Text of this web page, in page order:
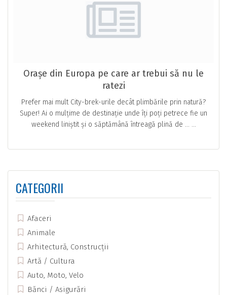
Orașe din Europa pe care ar trebui să nu le
ratezi
Prefer mai mult City-brek-urile decât plimbările prin natură?
Super! Ai o mulțime de destinație unde îți poți petrece fie un
weekend liniștit și o săptămână întreagă plină de … ...
CATEGORII
Afaceri
Animale
Arhitectură, Construcții
Artă / Cultura
Auto, Moto, Velo
Bănci / Asigurări